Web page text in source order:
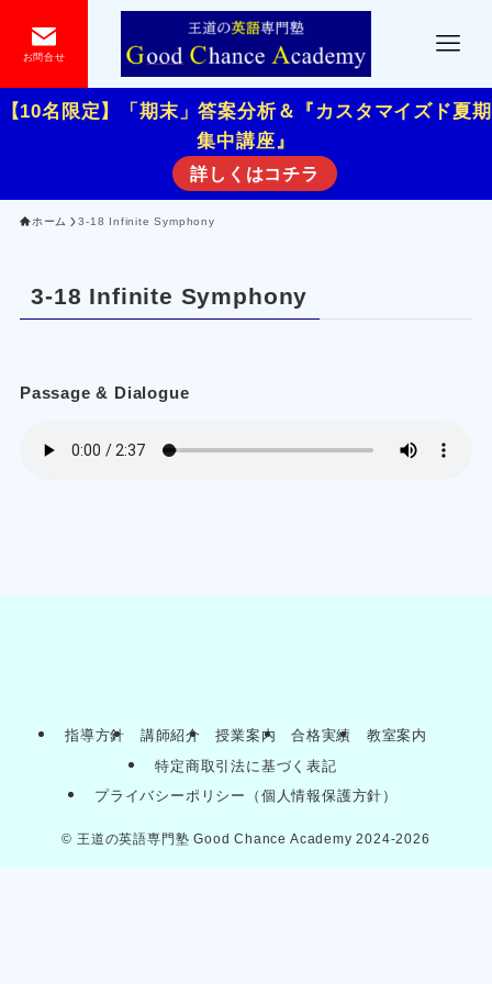
お問合せ
【10名限定】「期末」答案分析＆『カスタマイズド夏期
集中講座』
詳しくはコチラ
ホーム 3-18 Infinite Symphony
3-18 Infinite Symphony
Passage & Dialogue
指導方針 講師紹介 授業案内 合格実績
教室案内
特定商取引法に基づく表記
プライバシーポリシー（個人情報保護方針）
© 王道の英語専門塾 Good Chance Academy 2024-2026